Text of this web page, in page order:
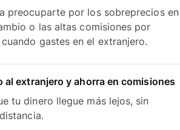
preocuparte por los sobreprecios en
o las altas comisiones por
gastes en el extranjero.
al extranjero y ahorra en comisiones
tu dinero llegue más lejos, sin